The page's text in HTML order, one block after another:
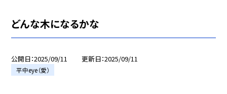
どんな木になるかな
公開日 2025/09/11 更新日 2025/09/11
平中eye（愛）